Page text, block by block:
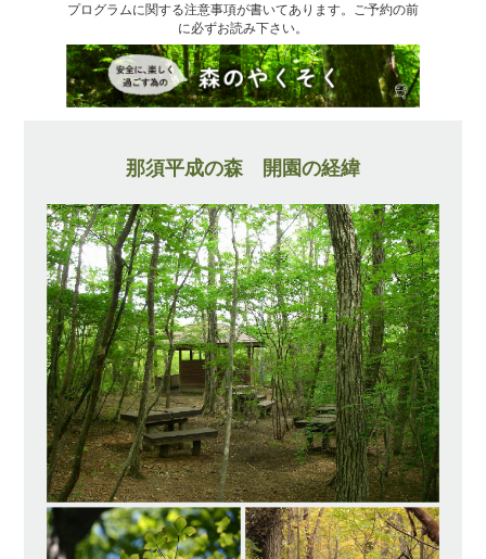
プログラムに関する注意事項が書いてあります。ご予約の前
に必ずお読み下さい。
那須平成の森 開園の経緯